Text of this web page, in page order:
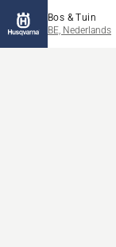
Bos & Tuin
BE, Nederlands